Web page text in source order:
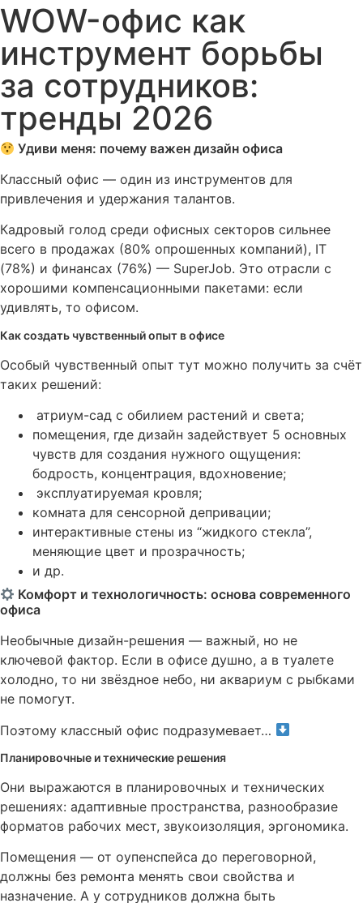
WOW-офис как
инструмент борьбы
за сотрудников:
тренды 2026
Удиви меня: почему важен дизайн офиса
Классный офис — один из инструментов для
привлечения и удержания талантов.
Кадровый голод среди офисных секторов сильнее
всего в продажах (80% опрошенных компаний), IT
(78%) и финансах (76%) — SuperJob. Это отрасли с
хорошими компенсационными пакетами: если
удивлять, то офисом.
Как создать чувственный опыт в офисе
Особый чувственный опыт тут можно получить за счёт
таких решений:
атриум-сад с обилием растений и света;
помещения, где дизайн задействует 5 основных
чувств для создания нужного ощущения:
бодрость, концентрация, вдохновение;
эксплуатируемая кровля;
комната для сенсорной депривации;
интерактивные стены из “жидкого стекла”,
меняющие цвет и прозрачность;
и др.
Комфорт и технологичность: основа современного
офиса
Необычные дизайн-решения — важный, но не
ключевой фактор. Если в офисе душно, а в туалете
холодно, то ни звёздное небо, ни аквариум с рыбками
не помогут.
Поэтому классный офис подразумевает…
Планировочные и технические решения
Они выражаются в планировочных и технических
решениях: адаптивные пространства, разнообразие
форматов рабочих мест, звукоизоляция, эргономика.
Помещения — от оупенспейса до переговорной,
должны без ремонта менять свои свойства и
назначение. А у сотрудников должна быть